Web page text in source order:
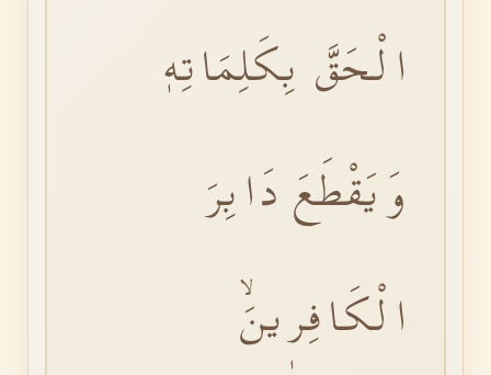
الْحَقَّ بِكَلِمَاتِهٖ
وَيَقْطَعَ دَابِرَ
الْكَافِرٖينَۙ